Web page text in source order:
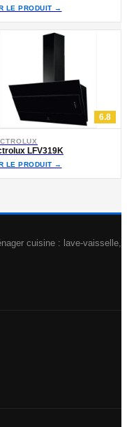
LE PRODUIT →
6.8
LFV319K
LE PRODUIT →
cuisine : lave-vaisselle,